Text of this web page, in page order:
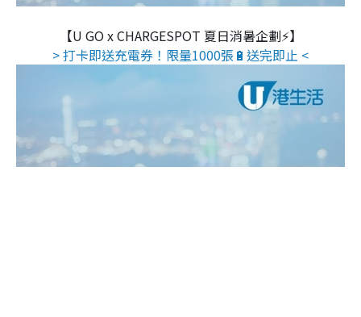
【U GO x CHARGESPOT 夏日消暑企劃⚡】
> 打卡即送充電券！限量1000張🔋送完即止 <